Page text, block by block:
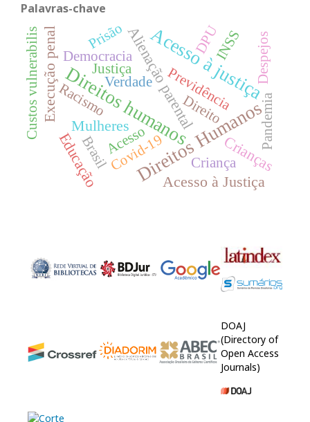
Palavras-chave
Acesso à justiça
Direitos Humanos
Direitos humanos
Mulheres
Execução penal Alienação parental
Crianças
Educação Acesso à Justiça
Direito Pandemia
Covid-19
Democracia
Custos vulnerabilis Verdade
DPU
Racismo
Prisão INSS
Brasil Criança
Previdência
Acesso
Despejos
Justiça
DOAJ
(Directory of
Open Access
Journals)